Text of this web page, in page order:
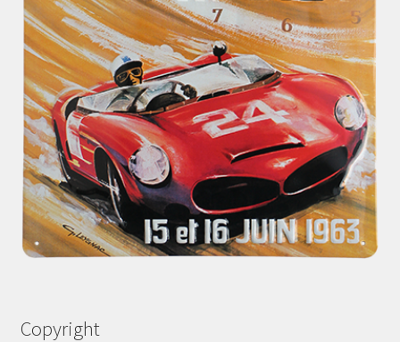
Copyright